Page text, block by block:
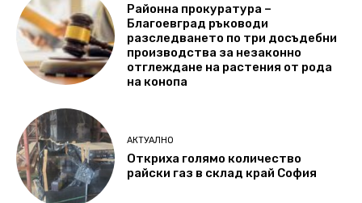
Районна прокуратура –
Благоевград ръководи
разследването по три досъдебни
производства за незаконно
отглеждане на растения от рода
на конопа
АКТУАЛНО
Откриха голямо количество
райски газ в склад край София